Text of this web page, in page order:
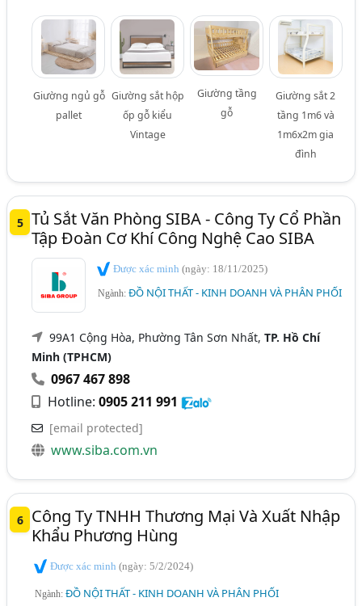
Giường ngủ gỗ
pallet
Giường sắt hộp
ốp gỗ kiểu
Vintage
Giường tầng
gỗ
Giường sắt 2
tầng 1m6 và
1m6x2m gia
đình
5 Tủ Sắt Văn Phòng SIBA - Công Ty Cổ Phần
Tập Đoàn Cơ Khí Công Nghệ Cao SIBA
Được xác minh(ngày: 18/11/2025)
Ngành:ĐỒ NỘI THẤT - KINH DOANH VÀ PHÂN PHỐI
99A1 Cộng Hòa, Phường Tân Sơn Nhất,TP. Hồ Chí
Minh (TPHCM)
0967 467 898
Hotline:0905 211 991
[email protected]
www.siba.com.vn
6
Công Ty TNHH Thương Mại Và Xuất Nhập
Khẩu Phương Hùng
Được xác minh(ngày: 5/2/2024)
Ngành:ĐỒ NỘI THẤT - KINH DOANH VÀ PHÂN PHỐI